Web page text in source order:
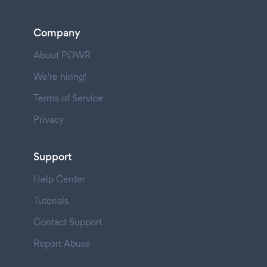
Company
About POWR
We're hiring!
Terms of Service
Privacy
Support
Help Center
Tutorials
Contact Support
Report Abuse